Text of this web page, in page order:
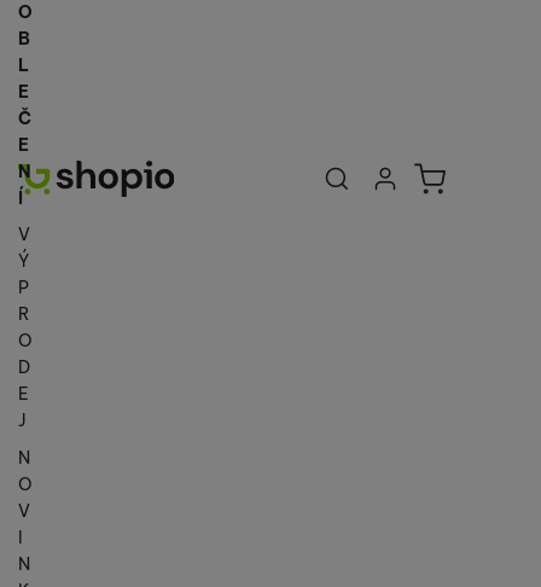
Uživatelská
Přihlásit se
Košík
O
B
L
E
Č
E
N
Í
V
Ý
P
R
O
D
E
J
N
O
V
I
N